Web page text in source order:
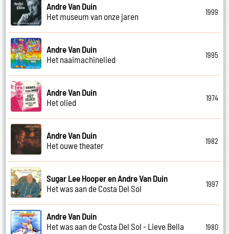
Andre Van Duin
Het museum van onze jaren
1999
Andre Van Duin
Het naaimachinelied
1995
Andre Van Duin
Het olied
1974
Andre Van Duin
Het ouwe theater
1982
Sugar Lee Hooper en Andre Van Duin
Het was aan de Costa Del Sol
1997
Andre Van Duin
Het was aan de Costa Del Sol - Lieve Bella
1980